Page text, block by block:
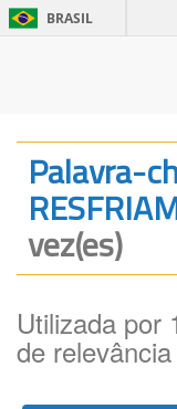
BRASIL
Palavra-
vez(es)
Utilizada por
de relevância